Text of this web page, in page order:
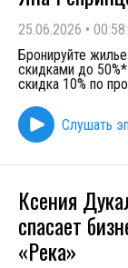
25.06.2026 •
Бронируйте
скидками до
скидка 10% по
Слушать
Ксения
спасает
«Река»